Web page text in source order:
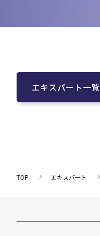
エキスパート一覧
TOP エキスパート